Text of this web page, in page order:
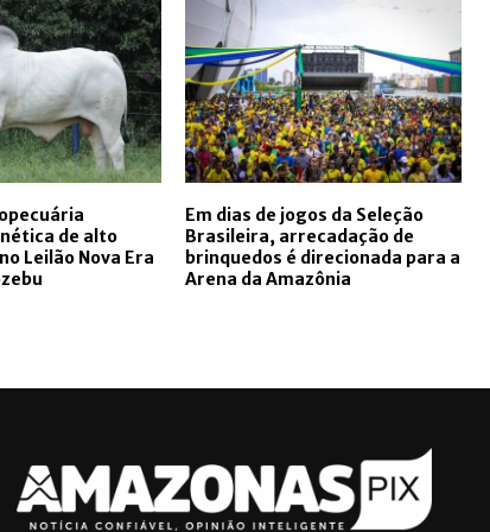
de alto
Leilão Nova Era
Em dias de jogos da Seleção
Brasileira, arrecadação de
brinquedos é direcionada para a
Arena da Amazônia